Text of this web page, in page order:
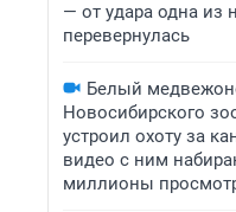
— от удара одна из
перевернулась
Белый
Новосибирского
устроил охоту за
видео с ним
миллионы